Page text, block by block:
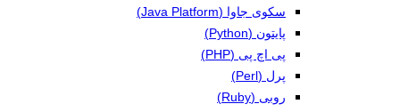
سکوی جاوا (Java Platform)
پایتون (Python)
پی اچ پی (PHP)
پرل (Perl)
روبی (Ruby)